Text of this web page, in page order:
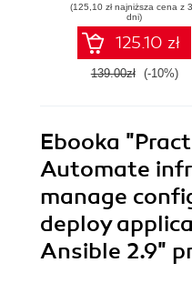
deploy applications
- Second Edition
(125,10 zł najniższa cena z
dni)
125.10 zł
139.00zł (-10%)
Ebooka
Automate
manage
deploy
Ansible 2.9"